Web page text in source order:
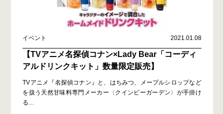
イベント 2021.01.08
【TVアニメ名探偵コナン×Lady Bear「コーディ
アルドリンクキット」数量限定販売】
TVアニメ『名探偵コナン』と、はちみつ、メープルシロップなど
を扱う天然甘味料専門メーカー〈クインビーガーデン〉が手掛け
る